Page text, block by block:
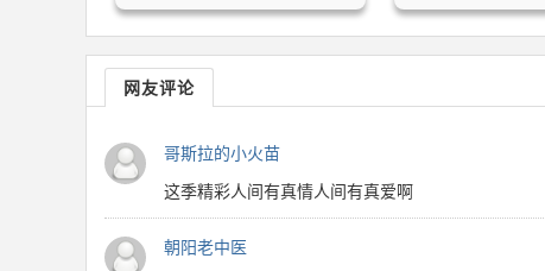
网友评论
哥斯拉的小火苗
这季精彩人间有真情人间有真爱啊
朝阳老中医